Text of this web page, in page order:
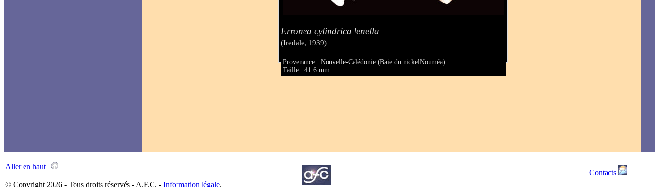
Erronea cylindrica lenella
(Iredale, 1939)
Provenance : Nouvelle-Calédonie (Baie du nickelNouméa)
Taille : 41.6 mm
Aller en haut
© Copyright 2026 - Tous droits réservés - A.F.C. - Information légale.
Contacts